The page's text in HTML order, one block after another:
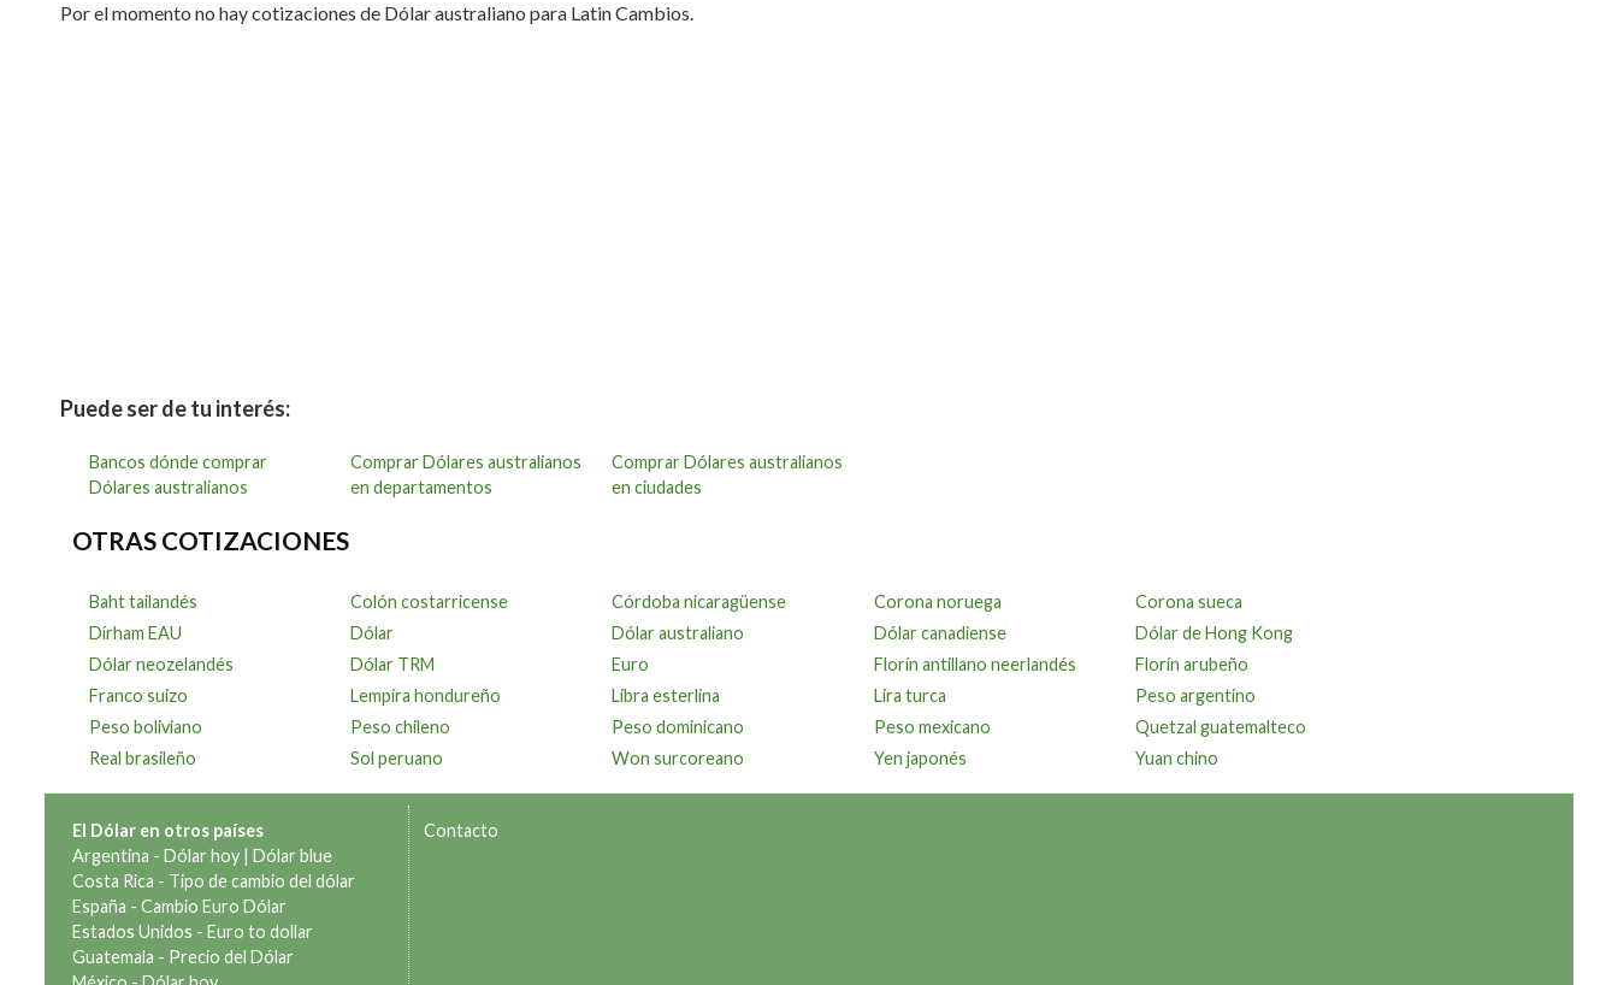
Por el momento no hay cotizaciones de Dólar australiano para Latin Cambios.
Puede ser de tu interés:
Bancos dónde comprar
Dólares australianos
Comprar Dólares australianos
en departamentos
Comprar Dólares australianos
en ciudades
OTRAS COTIZACIONES
Baht tailandés Colón costarricense Córdoba nicaragüense Corona noruega
Corona sueca
Dírham EAU
Dólar Dólar australiano Dólar canadiense
Dólar de Hong Kong
Dólar neozelandés
Dólar TRM Euro Florín antillano neerlandés
Florín arubeño
Franco suizo
Lempira hondureño Libra esterlina Lira turca
Peso argentino
Peso boliviano
Peso chileno Peso dominicano Peso mexicano
Quetzal guatemalteco
Real brasileño
Sol peruano Won surcoreano Yen japonés Yuan chino
El Dólar en otros países
Argentina - Dólar hoy| Dólar blue
Costa Rica - Tipo de cambio del dólar
España - Cambio Euro Dólar
Estados Unidos - Euro to dollar
Guatemala - Precio del Dólar
Contacto